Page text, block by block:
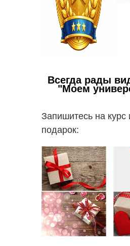
Всегда рады
"Моем
Запишитесь на курс
подарок: